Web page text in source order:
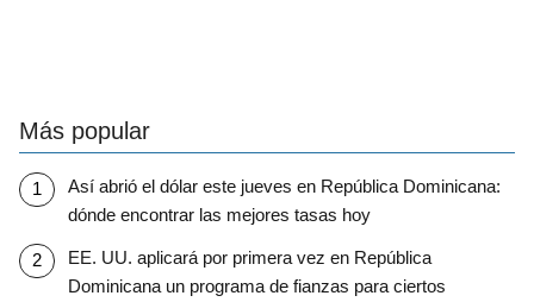
Más popular
Así abrió el dólar este jueves en República Dominicana:
dónde encontrar las mejores tasas hoy
EE. UU. aplicará por primera vez en República
Dominicana un programa de fianzas para ciertos